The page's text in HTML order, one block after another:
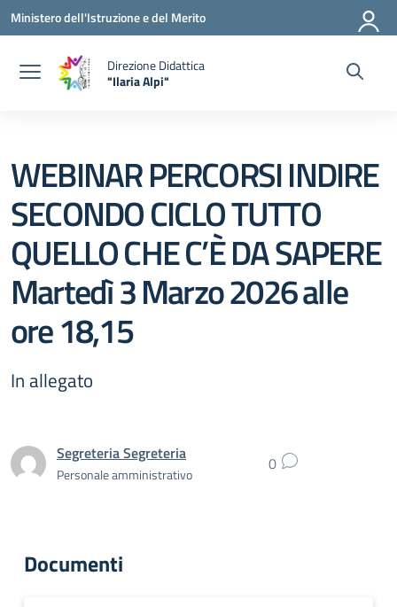
Vai ai contenuti
Vai al menu di navigazione
Vai al footer
Ministero dell'Istruzione e del Merito
Direzione Didattica
"Ilaria Alpi"
WEBINAR PERCORSI INDIRE
SECONDO CICLO TUTTO
QUELLO CHE C’È DA SAPERE
Martedì 3 Marzo 2026 alle
ore 18,15
In allegato
Segreteria Segreteria
Personale amministrativo 0
Documenti